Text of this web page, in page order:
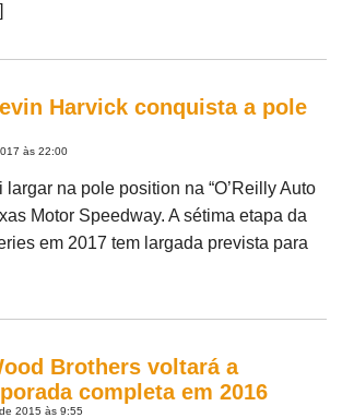
Harvick conquista a pole
às 22:00
na pole position na “O’Reilly Auto
Motor Speedway. A sétima etapa da
em 2017 tem largada prevista para
Brothers voltará a
completa em 2016
2015 às 9:55